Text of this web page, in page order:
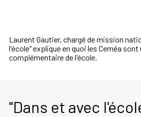
Laurent Gautier, chargé de mission
l'école" explique en quoi les Ceméa
complémentaire de l'école.
"Dans et avec